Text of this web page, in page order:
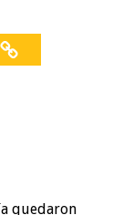
quedaron